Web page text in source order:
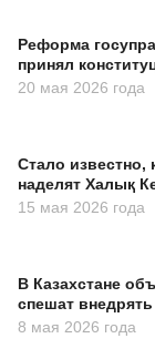
Реформа
принял
20 мая 2026 года
Стало известно,
наделят Халық
15 мая 2026 года
В Казахстане
спешат
8 мая 2026 года